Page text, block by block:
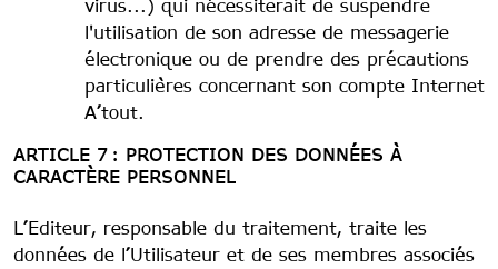
virus...) qui nécessiterait de suspendre
l'utilisation de son adresse de messagerie
électronique ou de prendre des précautions
particulières concernant son compte Internet
A’tout.
ARTICLE 7 : PROTECTION DES DONNÉES À
CARACTÈRE PERSONNEL
L’Editeur, responsable du traitement, traite les
données de l’Utilisateur et de ses membres associés